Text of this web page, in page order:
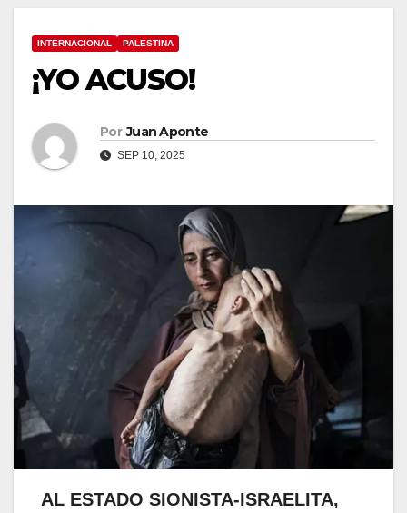
INTERNACIONAL PALESTINA
¡YO ACUSO!
Por Juan Aponte
SEP 10, 2025
AL ESTADO SIONISTA-ISRAELITA,